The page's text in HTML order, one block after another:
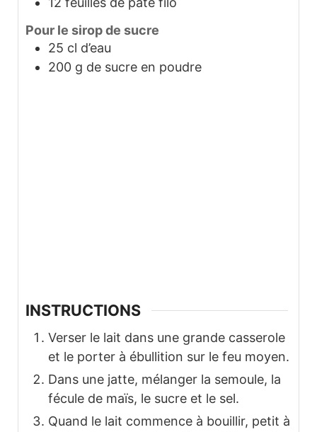
Pour le sirop de sucre
25 cl d’eau
200 g de sucre en poudre
INSTRUCTIONS
Verser le lait dans une grande casserole
et le porter à ébullition sur le feu moyen.
Dans une jatte, mélanger la semoule, la
fécule de maïs, le sucre et le sel.
Quand le lait commence à bouillir, petit à